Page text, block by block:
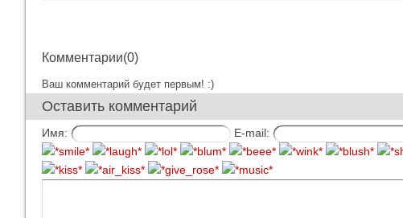
Комментарии(0)
Ваш комментарий будет первым! :)
Оставить комментарий
Имя: E-mail: